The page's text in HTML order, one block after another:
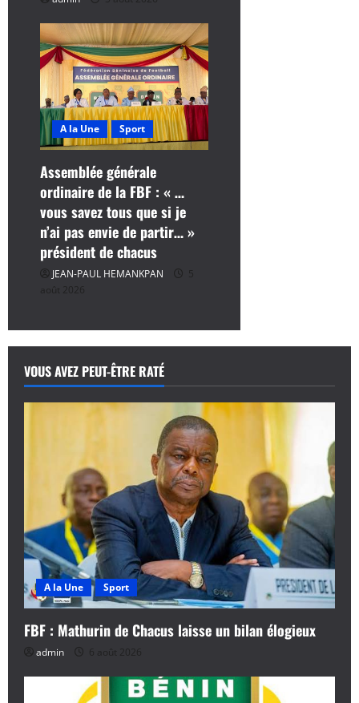
A la Une Sport
Assemblée générale
ordinaire de la FBF : « …
vous savez tous que si je
n’ai pas envie de partir… »
président de chacus
JEAN-PAUL HEMANKPAN
5
août 2026
VOUS AVEZ PEUT-ÊTRE RATÉ
A la Une Sport
FBF : Mathurin de Chacus laisse un bilan élogieux
admin 6 août 2026